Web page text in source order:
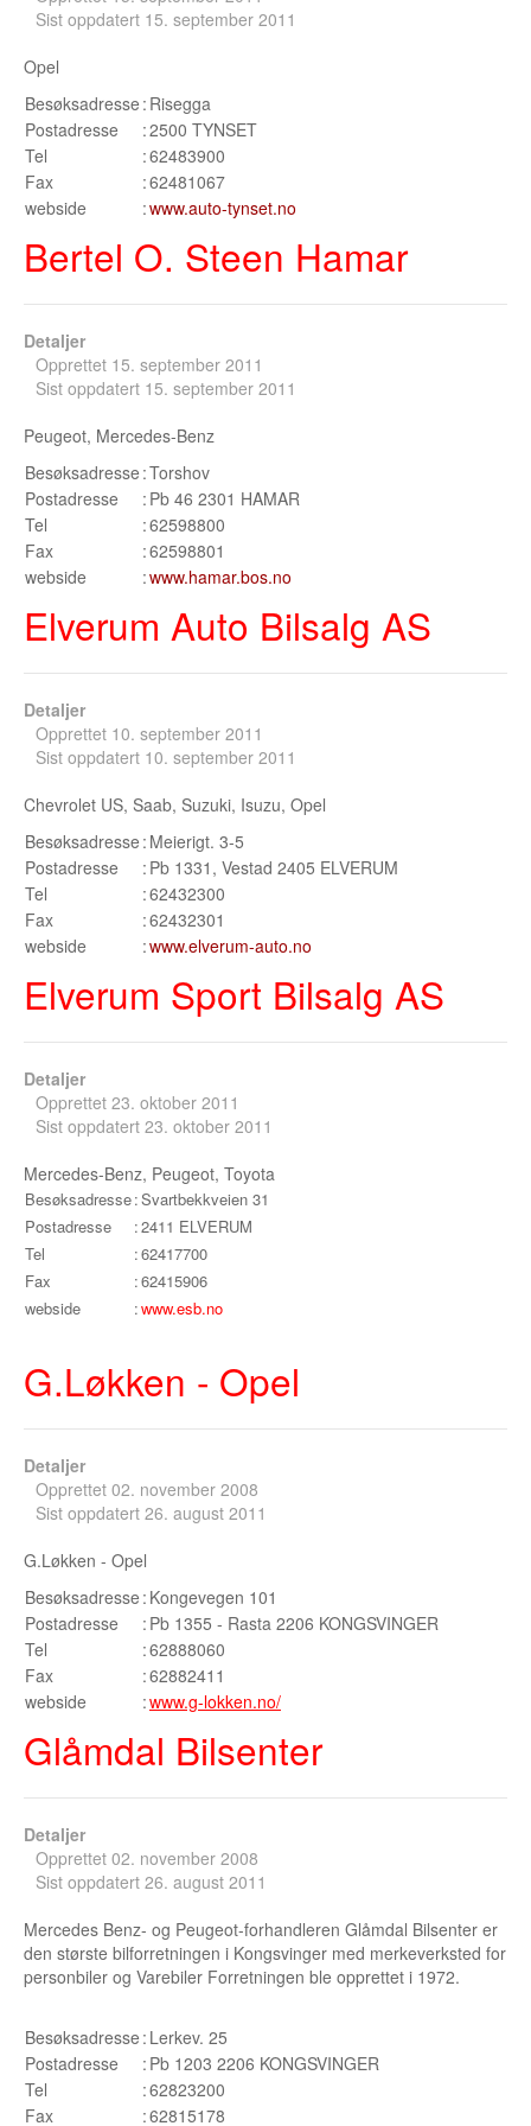
Buskerud
Bilmerke sider
Finnmark
Hedmark
Hordaland
Møre og Romsdal
Nord Trøndelag
Nordland
Oppland
Rogaland
Sogn og Fjordane
Telemark
Nordland
Vestfold
Østfold
Bruktbil Forhandler
Sist oppdatert 15. september 2011
Opel
Besøksadresse : Risegga
Postadresse
:2500 TYNSET
Tel
:62483900
Fax
:62481067
webside
:www.auto-tynset.no
Bertel O. Steen Hamar
Detaljer
Opprettet 15. september 2011
Sist oppdatert 15. september 2011
Peugeot, Mercedes-Benz
Besøksadresse :Torshov
Postadresse
: Pb 46 2301 HAMAR
Tel
:62598800
Fax
:62598801
webside
:www.hamar.bos.no
Elverum Auto Bilsalg AS
Detaljer
Opprettet 10. september 2011
Sist oppdatert 10. september 2011
Chevrolet US, Saab, Suzuki, Isuzu, Opel
Besøksadresse : Meierigt. 3-5
Postadresse
: Pb 1331, Vestad 2405 ELVERUM
Tel
:62432300
Fax
:62432301
webside
:www.elverum-auto.no
Elverum Sport Bilsalg AS
Detaljer
Opprettet 23. oktober 2011
Sist oppdatert 23. oktober 2011
Mercedes-Benz, Peugeot, Toyota
Besøksadresse:Svartbekkveien 31
Postadresse
:2411 ELVERUM
Tel
:62417700
Fax
:62415906
webside
:www.esb.no
G.Løkken - Opel
Detaljer
Opprettet 02. november 2008
Sist oppdatert 26. august 2011
G.Løkken - Opel
Besøksadresse : Kongevegen 101
Postadresse
: Pb 1355 - Rasta 2206 KONGSVINGER
Tel
:62888060
Fax
:62882411
webside
:www.g-lokken.no/
Glåmdal Bilsenter
Detaljer
Opprettet 02. november 2008
Sist oppdatert 26. august 2011
Mercedes Benz- og Peugeot-forhandleren Glåmdal Bilsenter er
den største bilforretningen i Kongsvinger med merkeverksted for
personbiler og Varebiler Forretningen ble opprettet i 1972.
Besøksadresse : Lerkev. 25
Postadresse
: Pb 1203 2206 KONGSVINGER
Tel
:62823200
Fax
:62815178